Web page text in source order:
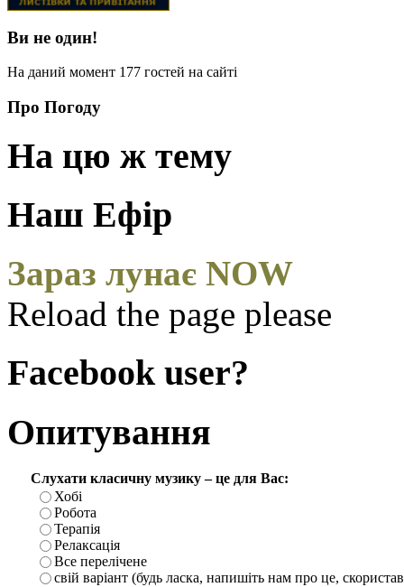
Ви не один!
На даний момент 177 гостей на сайті
Про Погоду
На цю ж тему
Наш Ефір
Зараз лунає NOW
Reload the page please
Facebook user?
Опитування
Слухати класичну музику – це для Вас:
Хобі
Робота
Терапія
Релаксація
Все перелічене
свій варіант (будь ласка, напишіть нам про це,